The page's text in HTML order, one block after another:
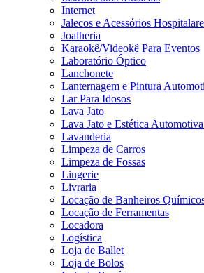
Internet
Jalecos e Acessórios
Joalheria
Karaokê/Videokê Para Eventos
Laboratório Óptico
Lanchonete
Lanternagem e Pintura
Lar Para Idosos
Lava Jato
Lava Jato e Estética
Lavanderia
Limpeza de Carros
Limpeza de Fossas
Lingerie
Livraria
Locação de Banheiros
Locação de Ferramentas
Locadora
Logística
Loja de Ballet
Loja de Bolos